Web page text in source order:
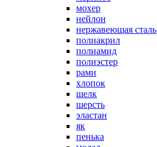
мохер
нейлон
нержавеющая сталь
полиакрил
полиамид
полиэстер
рами
хлопок
шелк
шерсть
эластан
як
пенька